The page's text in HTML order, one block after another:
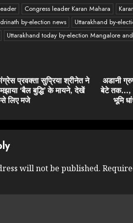
Congress leader Karan Mahara
by-election news
Uttarakhand by-
Uttarakhand today by-election Mangalore
Previous
post:
प्रवक्ता सुप्रिया श्रीनेत ने
‘बैल बुद्धि’ के मायने, देखें
लिए मजे
Next
post:
अडानी
बेटे तक…,
भूमि
will not be published.